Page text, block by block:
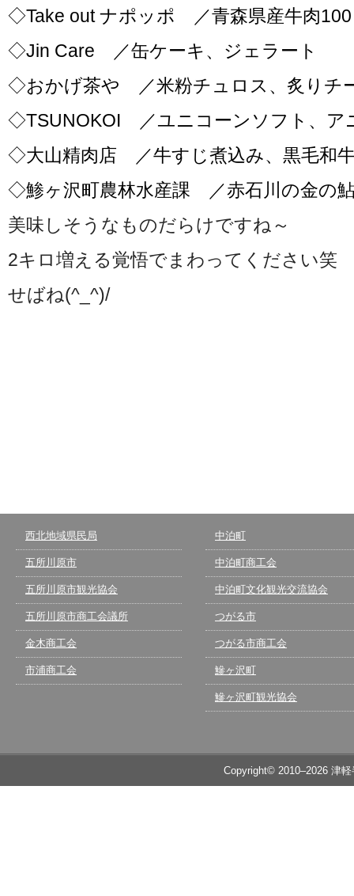
◇Take out ナポッポ ／青森県産牛肉
◇Jin Care ／缶ケーキ、ジェラート
◇おかげ茶や ／米粉チュロス、炙りチ
◇TSUNOKOI ／ユニコーンソフト、ア
◇大山精肉店 ／牛すじ煮込み、黒毛和
◇鯵ヶ沢町農林水産課 ／赤石川の金の
美味しそうなものだらけですね～
2キロ増える覚悟でまわってください笑
せばね(^_^)/
西北地域県民局
五所川原市
五所川原市観光協会
五所川原市商工会議所
金木商工会
市浦商工会
中泊町
中泊町商工会
中泊町文化観光交流協会
つがる市
つがる市商工会
鰺ヶ沢町
鰺ヶ沢町観光協会
Copyright© 2010–2026 津